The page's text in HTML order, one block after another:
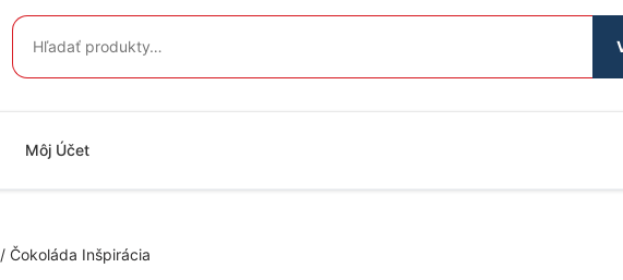
Hľadať:
Môj Účet
/ Čokoláda Inšpirácia